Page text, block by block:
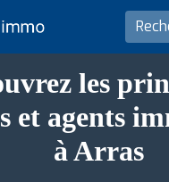
les
et agents
à Arras